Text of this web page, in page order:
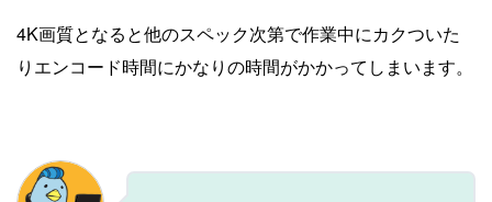
4K画質となると他のスペック次第で作業中にカクついた
りエンコード時間にかなりの時間がかかってしまいます。